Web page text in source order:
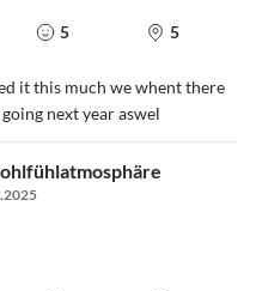
5 5
it this much we whent there
next year aswel